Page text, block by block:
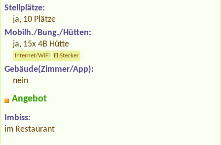
Stellplätze:
ja, 10 Plätze
Mobilh./Bung./Hütten:
ja, 15x 4B Hütte
Internet/WiFi El.Stecker
Gebäude(Zimmer/App):
nein
Angebot
Imbiss:
im Restaurant